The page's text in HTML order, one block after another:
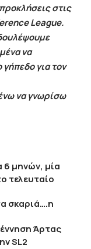
στις
League.
να
για τον
να γνωρίσω
μηνών, μία
τελευταίο
σκαριά….η
Άρτας
SL2